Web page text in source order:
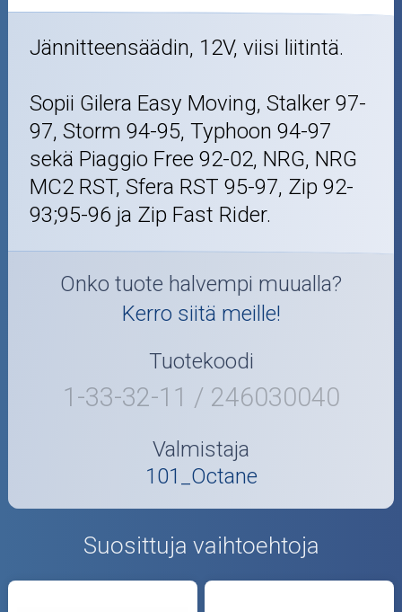
Jännitteensäädin, 12V, viisi liitintä.
Sopii Gilera Easy Moving, Stalker 97-
97, Storm 94-95, Typhoon 94-97
sekä Piaggio Free 92-02, NRG, NRG
MC2 RST, Sfera RST 95-97, Zip 92-
93;95-96 ja Zip Fast Rider.
Onko tuote halvempi muualla?
Kerro siitä meille!
Tuotekoodi
1-33-32-11 / 246030040
Valmistaja
101_Octane
Suosittuja vaihtoehtoja